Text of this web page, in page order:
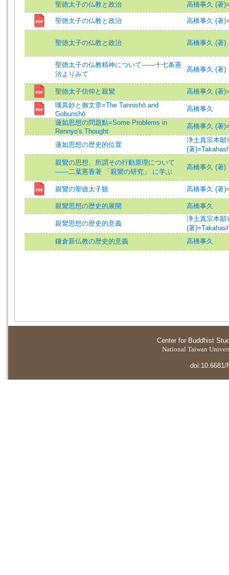
聖徳太子の仏教と政治 高橋事久 (著
聖徳太子の仏教と政治 高橋事久 (著
聖徳太子の仏教と政治 高橋事久 (著)
聖徳太子の仏教精神について――十七条憲
法よりみて
高橋事久 (著)
聖徳太子信仰と親鸞
高橋事久 (著
嘆異鈔と御文章=The Tannishō and
Gobunshō
高橋事久
蓮如思想の問題點=Some Problems in
Rennyo's Thought
高橋事久 (著
蓮如思想の歴史的位置
浄土真宗本願
(著
親鸞の思想、所謂その行動原理について
――二葉憲香著 「親鸞の研究」 に学ぶ
高橋事久 (著)
親鸞の聖徳太子観 高橋事久 (著
親鸞思想の歴史的展開 高橋事久
親鸞思想の歴史的意義
浄土真宗本願
(著
鎌倉新仏教の歴史的意義
高橋事久
Center for Buddhist
National Taiwan
doi:10.6681/